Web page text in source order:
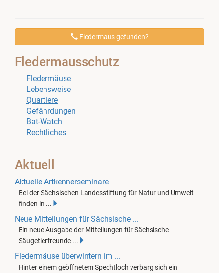
Fledermaus gefunden?
Fledermausschutz
Fledermäuse
Lebensweise
Quartiere
Gefährdungen
Bat-Watch
Rechtliches
Aktuell
Aktuelle Artkennerseminare
Bei der Sächsischen Landesstiftung für Natur und Umwelt
finden in ...
Neue Mitteilungen für Sächsische ...
Ein neue Ausgabe der Mitteilungen für Sächsische
Säugetierfreunde ...
Fledermäuse überwintern im ...
Hinter einem geöffnetem Spechtloch verbarg sich ein